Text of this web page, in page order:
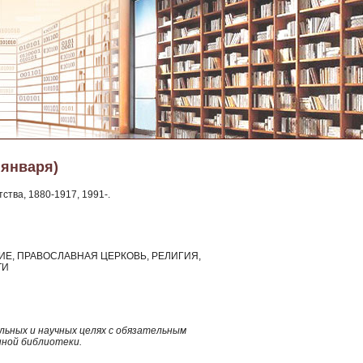
1880-1917, 1991-.
ПРАВОСЛАВНАЯ ЦЕРКОВЬ, РЕЛИГИЯ,
и научных целях с обязательным
библиотеки.